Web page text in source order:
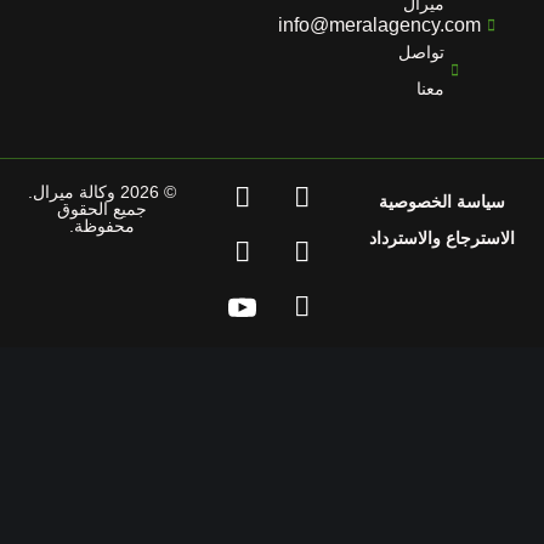
info@meralagency.com
ميرال
تواصل
سياسة الخصوصية
والاسترداد
© 2026 وكالة ميرال.
جميع الحقوق
محفوظة.